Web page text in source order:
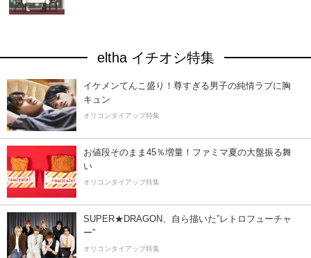
eltha イチオシ特集
イケメンてんこ盛り！尊すぎる男子の純情ラブに胸
キュン
オリコンタイアップ特集
お値段そのまま45％増量！ファミマ夏の大盤振る舞
い
オリコンタイアップ特集
SUPER★DRAGON、自ら描いた”レトロフューチャ
ー”
オリコンタイアップ特集